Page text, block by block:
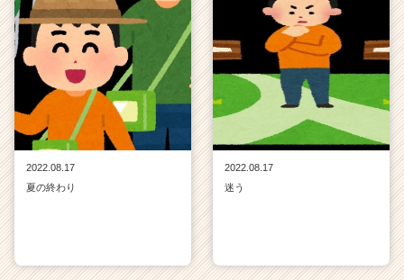
2022.08.17
夏の終わり
2022.08.17
迷う